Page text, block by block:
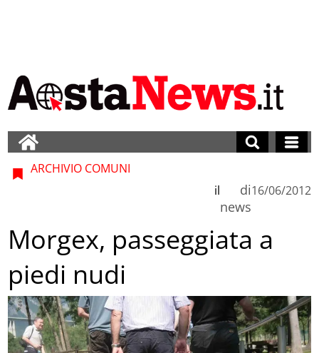
ARCHIVIO COMUNI
di
news
il 16/06/2012
Morgex, passeggiata a
piedi nudi